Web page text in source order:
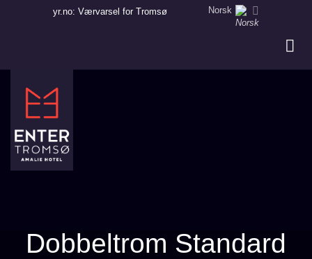
yr.no: Værvarsel for Tromsø Norsk
Dobbeltrom Standard